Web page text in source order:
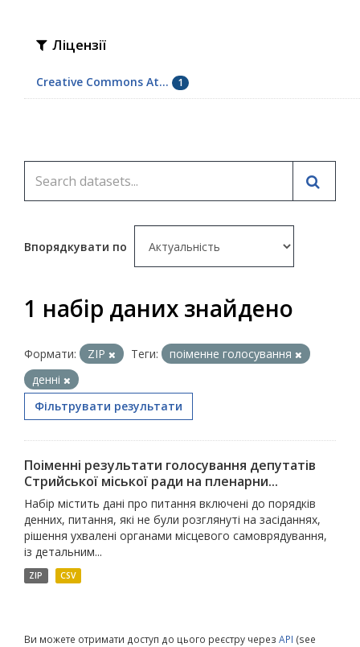
Ліцензії
Creative Commons At... 1
Впорядкувати по
1 набір даних знайдено
Формати: ZIP Теги:
поіменне голосування
денні
Фільтрувати результати
Поіменні результати голосування депутатів
Стрийської міської ради на пленарни...
Набір містить дані про питання включені до порядків
денних, питання, які не були розглянуті на засіданнях,
рішення ухвалені органами місцевого самоврядування,
із детальним...
ZIP CSV
Ви можете отримати доступ до цього реєстру через API (see